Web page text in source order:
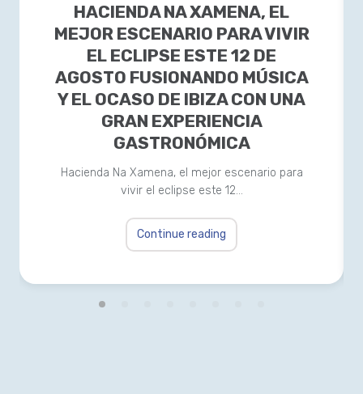
HACIENDA NA XAMENA, EL
MEJOR ESCENARIO PARA VIVIR
EL ECLIPSE ESTE 12 DE
AGOSTO FUSIONANDO MÚSICA
Y EL OCASO DE IBIZA CON UNA
GRAN EXPERIENCIA
GASTRONÓMICA
Hacienda Na Xamena, el mejor escenario para
vivir el eclipse este 12…
Continue reading